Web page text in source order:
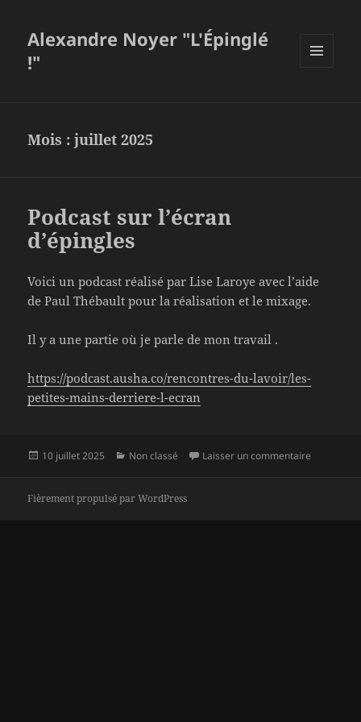
Alexandre Noyer "L'Épinglé
!"
Mois :juillet 2025
Podcast sur l’écran
d’épingles
Voici un podcast réalisé par Lise Laroye avec l’aide
de Paul Thébault pour la réalisation et le mixage.
Il y a une partie où je parle de mon travail .
https://podcast.ausha.co/rencontres-du-lavoir/les-
petites-mains-derriere-l-ecran
Publié
10 juillet 2025 Catégories
Non classé Laisser un commentaire
Fièrement propulsé par WordPress